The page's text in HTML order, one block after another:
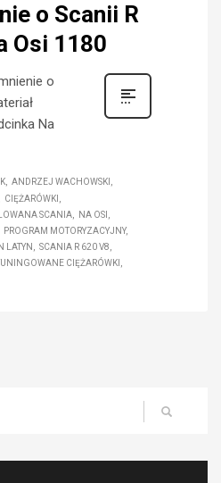
o Scanii R
Osi 1180
o
Na
ANDRZEJ WACHOWSKI
CIĘŻARÓWKI
SCANIA
NA OSI
PROGRAM MOTORYZACYJNY
LATYN
SCANIA R 620 V8
CIĘŻARÓWKI